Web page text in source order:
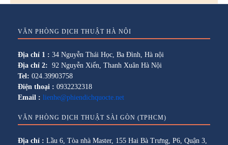
VĂN PHÒNG DỊCH THUẬT HÀ NỘI
Địa chỉ 1 : 34 Nguyễn Thái Học, Ba Đình, Hà nội
Địa chỉ 2: 92 Nguyễn Xiển, Thanh Xuân Hà Nội
Tel: 024.39903758
Điện thoại : 0932232318
Email : lienhe@phiendichquocte.net
VĂN PHÒNG DỊCH THUẬT SÀI GÒN (TPHCM)
Địa chỉ : Lầu 6, Tòa nhà Master, 155 Hai Bà Trưng, P6, Quận 3,